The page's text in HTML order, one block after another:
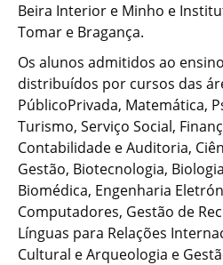
Beira Interior e Minho e
Tomar e Bragança.
Os alunos admitidos ao
distribuídos por cursos das
PúblicoPrivada, Matemática,
Turismo, Serviço Social,
Contabilidade e Auditoria,
Gestão, Biotecnologia,
Biomédica, Engenharia
Computadores, Gestão de
Línguas para Relações
Cultural e Arqueologia e